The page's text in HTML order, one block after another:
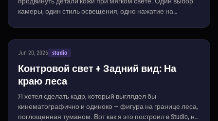
камеры, один стиль освещения, одно нажатие на
Jun 20, 2026 studio
Контровой свет + Задний вид: На
краю леса
Я хотел сделать кадр, который выглядел бы
кинематографично и одиноко — фигура на границе леса,
поглощенная туманом. Вот как я это построил в Studio, не